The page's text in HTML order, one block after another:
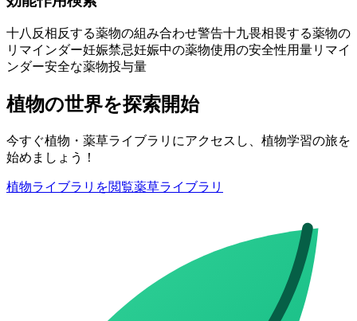
十八反相反する薬物の組み合わせ警告十九畏相畏する薬物の
リマインダー妊娠禁忌妊娠中の薬物使用の安全性用量リマイ
ンダー安全な薬物投与量
植物の世界を探索開始
今すぐ植物・薬草ライブラリにアクセスし、植物学習の旅を
始めましょう！
植物ライブラリを閲覧薬草ライブラリ